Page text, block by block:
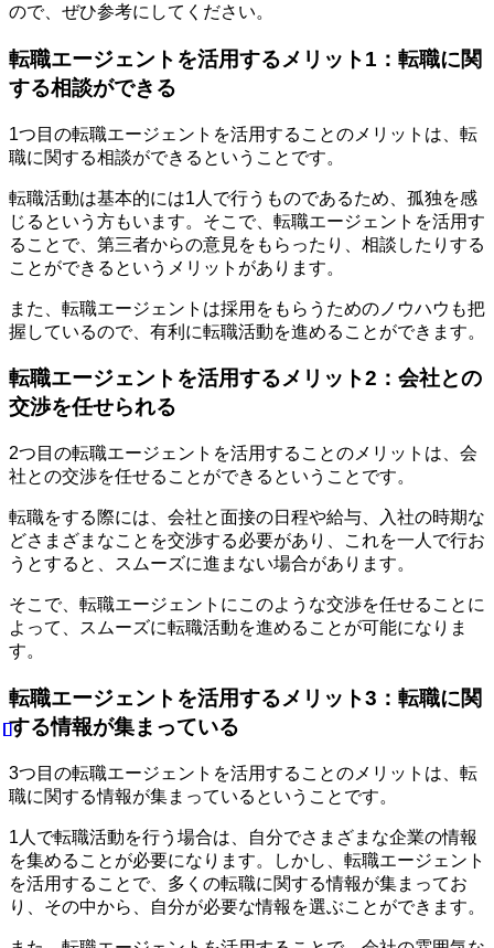
ので、ぜひ参考にしてください。
転職エージェントを活用するメリット1：転職に関
する相談ができる
1つ目の転職エージェントを活用することのメリットは、転
職に関する相談ができるということです。
転職活動は基本的には1人で行うものであるため、孤独を感
じるという方もいます。そこで、転職エージェントを活用す
ることで、第三者からの意見をもらったり、相談したりする
ことができるというメリットがあります。
また、転職エージェントは採用をもらうためのノウハウも把
握しているので、有利に転職活動を進めることができます。
転職エージェントを活用するメリット2：会社との
交渉を任せられる
2つ目の転職エージェントを活用することのメリットは、会
社との交渉を任せることができるということです。
転職をする際には、会社と面接の日程や給与、入社の時期な
どさまざまなことを交渉する必要があり、これを一人で行お
うとすると、スムーズに進まない場合があります。
そこで、転職エージェントにこのような交渉を任せることに
よって、スムーズに転職活動を進めることが可能になりま
す。
転職エージェントを活用するメリット3：転職に関
する情報が集まっている
3つ目の転職エージェントを活用することのメリットは、転
職に関する情報が集まっているということです。
1人で転職活動を行う場合は、自分でさまざまな企業の情報
を集めることが必要になります。しかし、転職エージェント
を活用することで、多くの転職に関する情報が集まってお
り、その中から、自分が必要な情報を選ぶことができます。